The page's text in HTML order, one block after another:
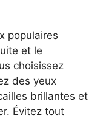
populaires
et le
choisissez
des yeux
brillantes et
Évitez tout